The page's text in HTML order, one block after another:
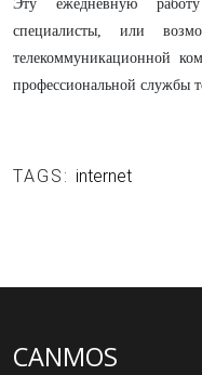
Эту ежедневную
специалисты, или
телекоммуникационной
профессиональной службы
TAGS: internet
CANMOS